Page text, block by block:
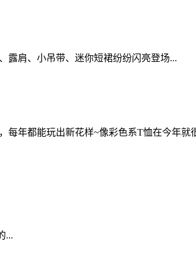
肩、小吊带、迷你短裙纷纷闪亮登场...
年都能玩出新花样~像彩色系T恤在今年就
...